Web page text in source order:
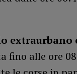
extraurbano
fino alle ore